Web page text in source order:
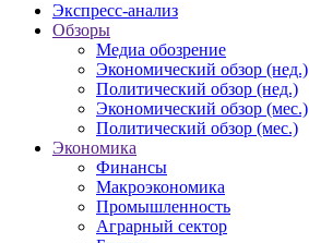
Экспресс-анализ
Обзоры
Медиа обозрение
Экономический обзор (нед.)
Политический обзор (нед.)
Экономический обзор (мес.)
Политический обзор (мес.)
Экономика
Финансы
Макроэкономика
Промышленность
Аграрный сектор